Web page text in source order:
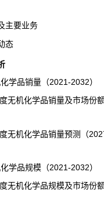
要业务
态
品销量（2021-2032）
机化学品销量及市场份
机化学品销量预测（
品规模（2021-2032）
机化学品规模及市场份